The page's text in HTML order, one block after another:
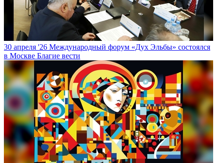
30 апреля '26 Международный форум «Дух Эльбы» состоялся
в Москве Благие вести